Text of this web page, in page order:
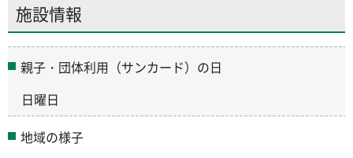
施設情報
親子・団体利用（サンカード）の日
日曜日
地域の様子